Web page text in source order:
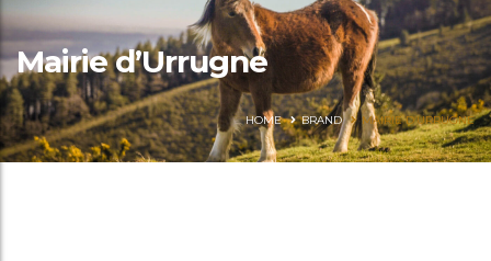
Mairie d’Urrugne
HOME BRAND MAIRIE D’URRUGNE